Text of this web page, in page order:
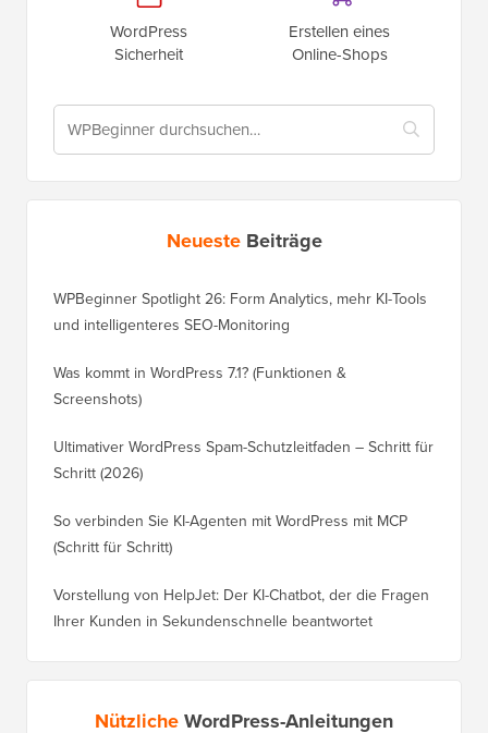
Sicherheit
Online-Shops
NeuesteBeiträge
WPBeginner Spotlight 26: Form Analytics, mehr KI-Tools
Was kommt in WordPress 7.1? (Funktionen &
Ultimativer WordPress Spam-Schutzleitfaden – Schritt für
So verbinden Sie KI-Agenten mit WordPress mit MCP
Vorstellung von HelpJet: Der KI-Chatbot, der die Fragen
NützlicheWordPress-Anleitungen